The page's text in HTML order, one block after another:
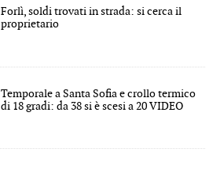
Forlì, soldi trovati in strada: si cerca il
proprietario
Temporale a Santa Sofia e crollo termico
di 18 gradi: da 38 si è scesi a 20 VIDEO